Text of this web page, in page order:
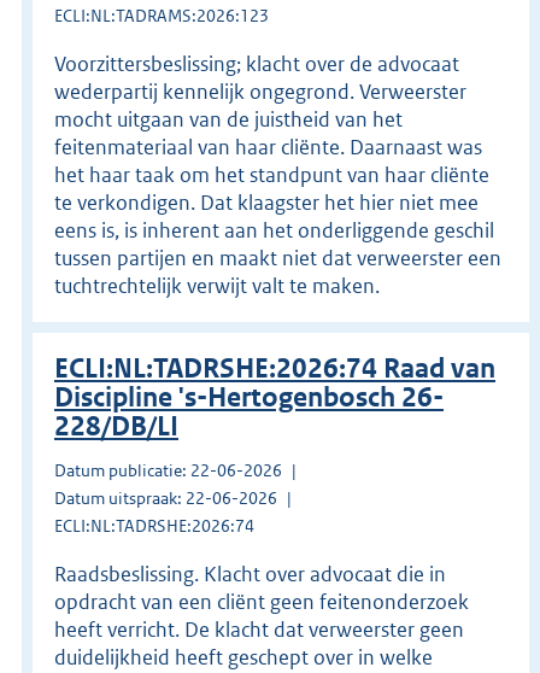
ECLI:NL:TADRAMS:2026:123
Voorzittersbeslissing; klacht over de advocaat
wederpartij kennelijk ongegrond. Verweerster
mocht uitgaan van de juistheid van het
feitenmateriaal van haar cliënte. Daarnaast was
het haar taak om het standpunt van haar cliënte
te verkondigen. Dat klaagster het hier niet mee
eens is, is inherent aan het onderliggende geschil
tussen partijen en maakt niet dat verweerster een
tuchtrechtelijk verwijt valt te maken.
ECLI:NL:TADRSHE:2026:74 Raad van
Discipline 's-Hertogenbosch 26-
228/DB/LI
Datum publicatie: 22-06-2026
Datum uitspraak: 22-06-2026
ECLI:NL:TADRSHE:2026:74
Raadsbeslissing. Klacht over advocaat die in
opdracht van een cliënt geen feitenonderzoek
heeft verricht. De klacht dat verweerster geen
duidelijkheid heeft geschept over in welke